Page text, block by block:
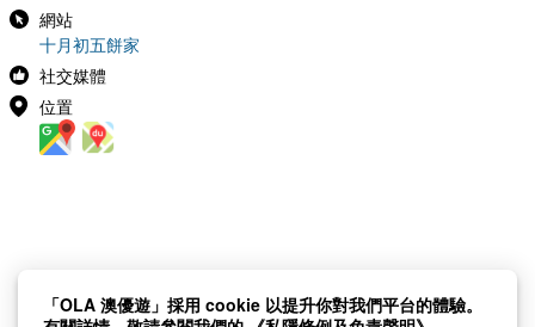
網站
十月初五餅家
社交媒體
位置
「OLA 澳優遊」採用 cookie 以提升你對我們平台的體驗。